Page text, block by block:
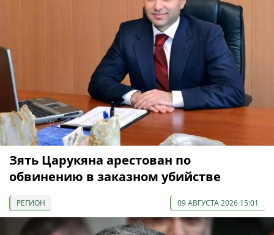
Зять Царукяна арестован по
обвинению в заказном убийстве
РЕГИОН 09 АВГУСТА 2026 15:01